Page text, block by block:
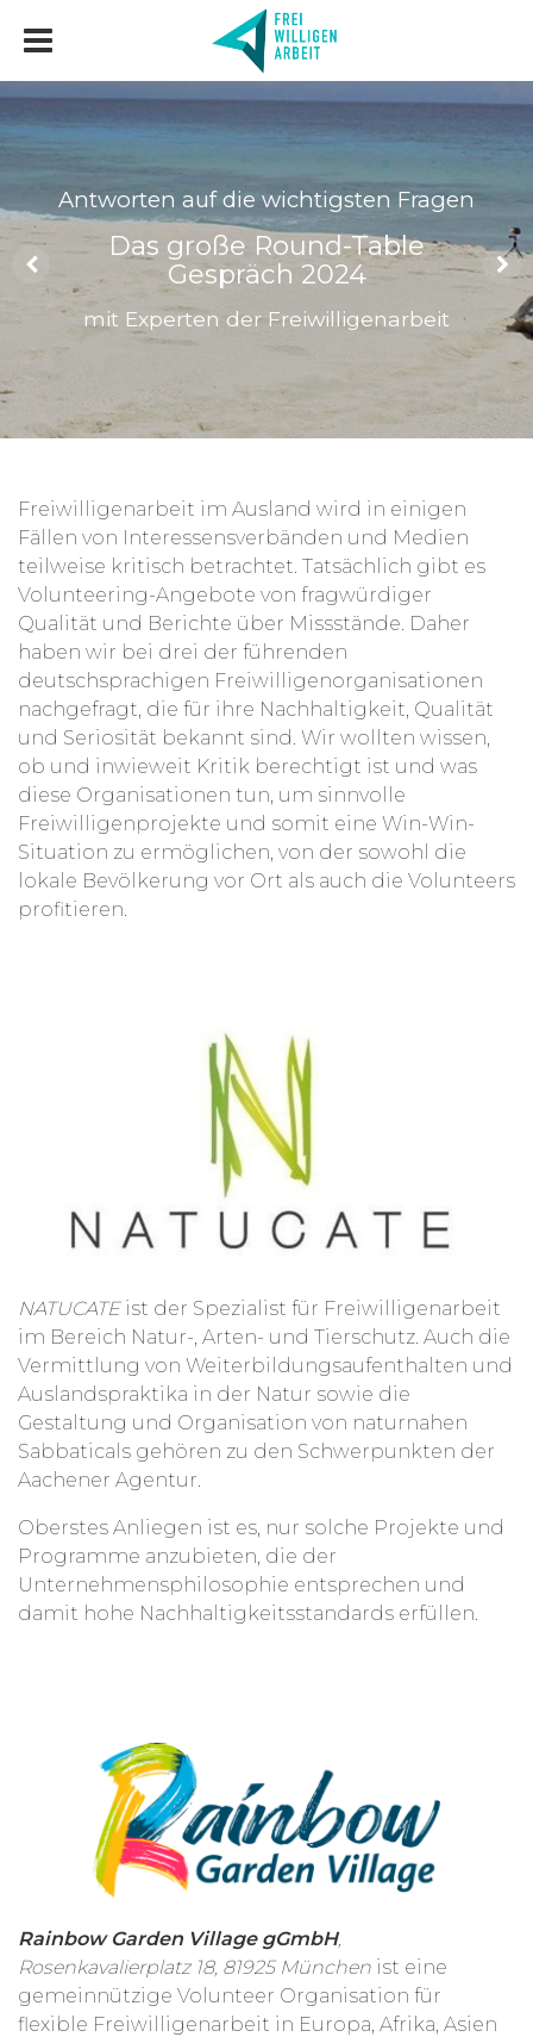
Antworten auf die wichtigsten Fragen
Das große Round-Table
Gespräch 2024
mit Experten der Freiwilligenarbeit
Freiwilligenarbeit im Ausland wird in einigen
Fällen von Interessensverbänden und Medien
teilweise kritisch betrachtet. Tatsächlich gibt es
Volunteering-Angebote von fragwürdiger
Qualität und Berichte über Missstände. Daher
haben wir bei drei der führenden
deutschsprachigen Freiwilligenorganisationen
nachgefragt, die für ihre Nachhaltigkeit, Qualität
und Seriosität bekannt sind. Wir wollten wissen,
ob und inwieweit Kritik berechtigt ist und was
diese Organisationen tun, um sinnvolle
Freiwilligenprojekte und somit eine Win-Win-
Situation zu ermöglichen, von der sowohl die
lokale Bevölkerung vor Ort als auch die Volunteers
profitieren.
NATUCATEist der Spezialist für Freiwilligenarbeit
im Bereich Natur-, Arten- und Tierschutz. Auch die
Vermittlung von Weiterbildungsaufenthalten und
Auslandspraktika in der Natur sowie die
Gestaltung und Organisation von naturnahen
Sabbaticals gehören zu den Schwerpunkten der
Aachener Agentur.
Oberstes Anliegen ist es, nur solche Projekte und
Programme anzubieten, die der
Unternehmensphilosophie entsprechen und
damit hohe Nachhaltigkeitsstandards erfüllen.
Rainbow Garden Village gGmbH,
Rosenkavalierplatz 18, 81925 München ist eine
gemeinnützige Volunteer Organisation für
flexible Freiwilligenarbeit in Europa, Afrika, Asien